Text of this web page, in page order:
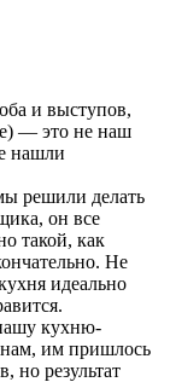
и выступов,
— это не наш
нашли
решили делать
он все
такой, как
Не
идеально
кухню-
им пришлось
но результат